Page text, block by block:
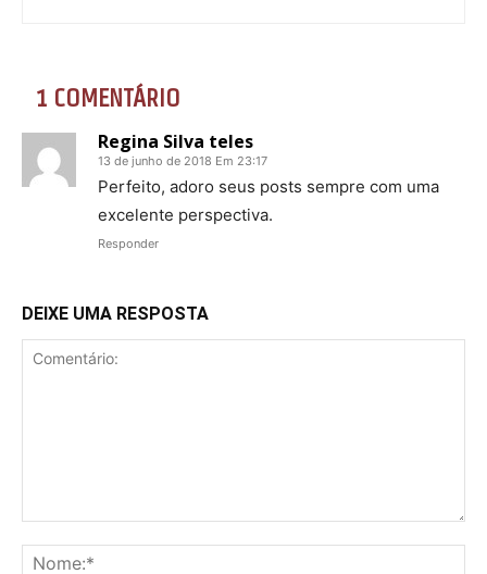
1 COMENTÁRIO
Regina Silva teles
13 de junho de 2018 Em 23:17
Perfeito, adoro seus posts sempre com uma
excelente perspectiva.
Responder
DEIXE UMA RESPOSTA